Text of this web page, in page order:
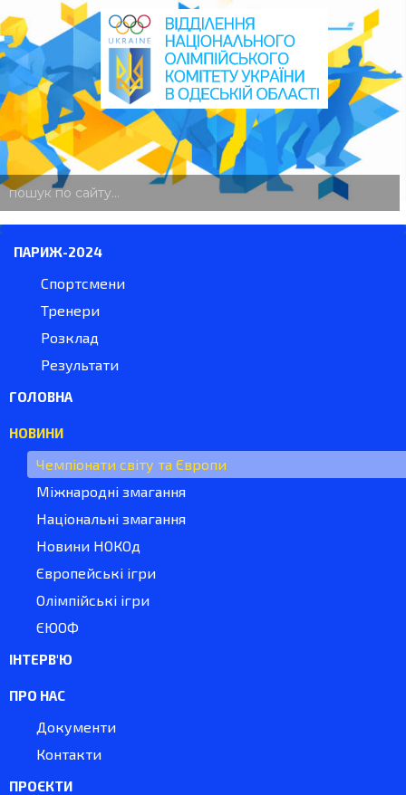
пошук
по
ПАРИЖ-2024
Спортсмени
Тренери
Розклад
Результати
ГОЛОВНА
НОВИНИ
Чемпіонати світу та Європи
Міжнародні змагання
Національні змагання
Новини НОКОд
Європейські ігри
Олімпійські ігри
ЄЮОФ
ІНТЕРВ'Ю
ПРО НАС
Документи
Контакти
ПРОЄКТИ